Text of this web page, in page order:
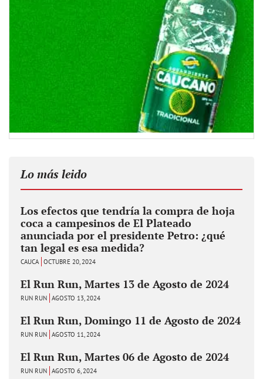
Lo más leido
Los efectos que tendría la compra de hoja
coca a campesinos de El Plateado
anunciada por el presidente Petro: ¿qué
tan legal es esa medida?
CAUCA OCTUBRE 20, 2024
El Run Run, Martes 13 de Agosto de 2024
RUN RUN AGOSTO 13, 2024
El Run Run, Domingo 11 de Agosto de 2024
RUN RUN AGOSTO 11, 2024
El Run Run, Martes 06 de Agosto de 2024
RUN RUN AGOSTO 6, 2024